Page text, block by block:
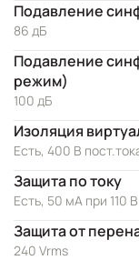
Подавление
86 дБ
Подавление
режим)
100 дБ
Изоляция
Есть, 400 В
Защита по току
Есть, 50 мА при 110
Защита от
240 Vrms